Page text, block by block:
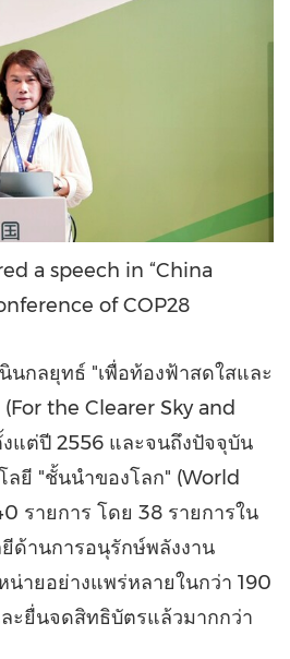
a speech in “China
of COP28
นกลยุทธ์ "เพื่อท้องฟ้าสดใสและ
the Clearer Sky and
แต่ปี 2556 และจนถึงปัจจุบัน
ลยี "ชั้นนำของโลก" (World
รายการ โดย 38 รายการใน
ด้านการอนุรักษ์พลังงาน
ายอย่างแพร่หลายในกว่า 190
ะยื่นจดสิทธิบัตรแล้วมากกว่า